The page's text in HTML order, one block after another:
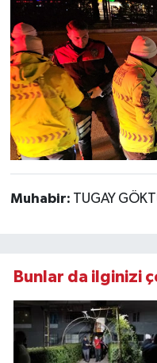
Muhabir: TUGAY
Bunlar da ilginizi